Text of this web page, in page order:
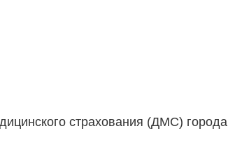
страхования (ДМС) города